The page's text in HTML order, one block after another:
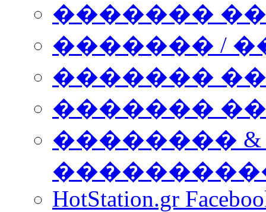
�������
������� /
�������
������� ���
��������
HotStation.gr